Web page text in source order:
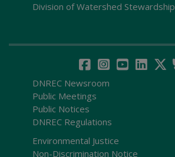
Division of Watershed Stewardship
DNREC Newsroom
Public Meetings
Public Notices
DNREC Regulations
Environmental Justice
Non-Discrimination Notice